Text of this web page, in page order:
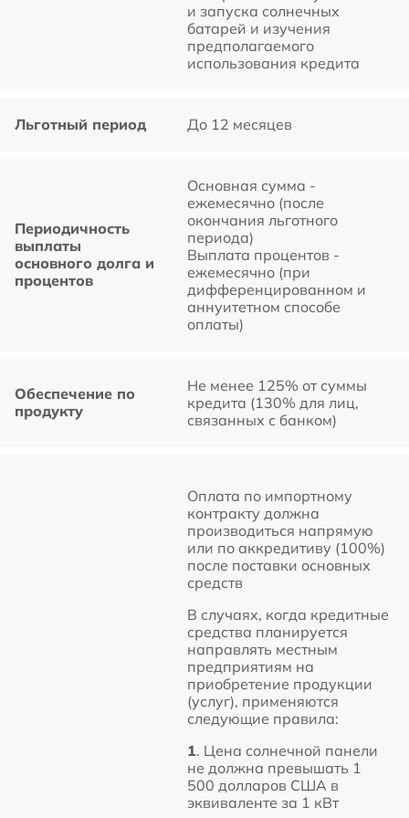
и запуска солнечных
батарей и изучения
предполагаемого
использования кредита
Льготный период До 12 месяцев
Периодичность
выплаты
основного долга и
процентов
Основная сумма -
ежемесячно (после
окончания льготного
периода)
Выплата процентов -
ежемесячно (при
дифференцированном и
аннуитетном способе
оплаты)
Обеспечение по
продукту
Не менее 125% от суммы
кредита (130% для лиц,
связанных с банком)
Оплата по импортному
контракту должна
производиться напрямую
или по аккредитиву (100%)
после поставки основных
средств
В случаях, когда кредитные
средства планируется
направлять местным
предприятиям на
приобретение продукции
(услуг), применяются
следующие правила:
1. Цена солнечной панели
не должна превышать 1
500 долларов США в
эквиваленте за 1 кВт